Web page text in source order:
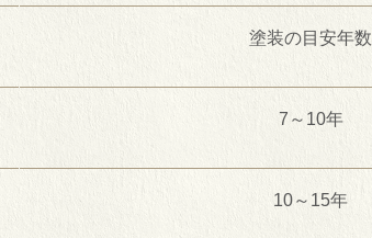
塗装の目安年数
7～ 10年
10～ 15年